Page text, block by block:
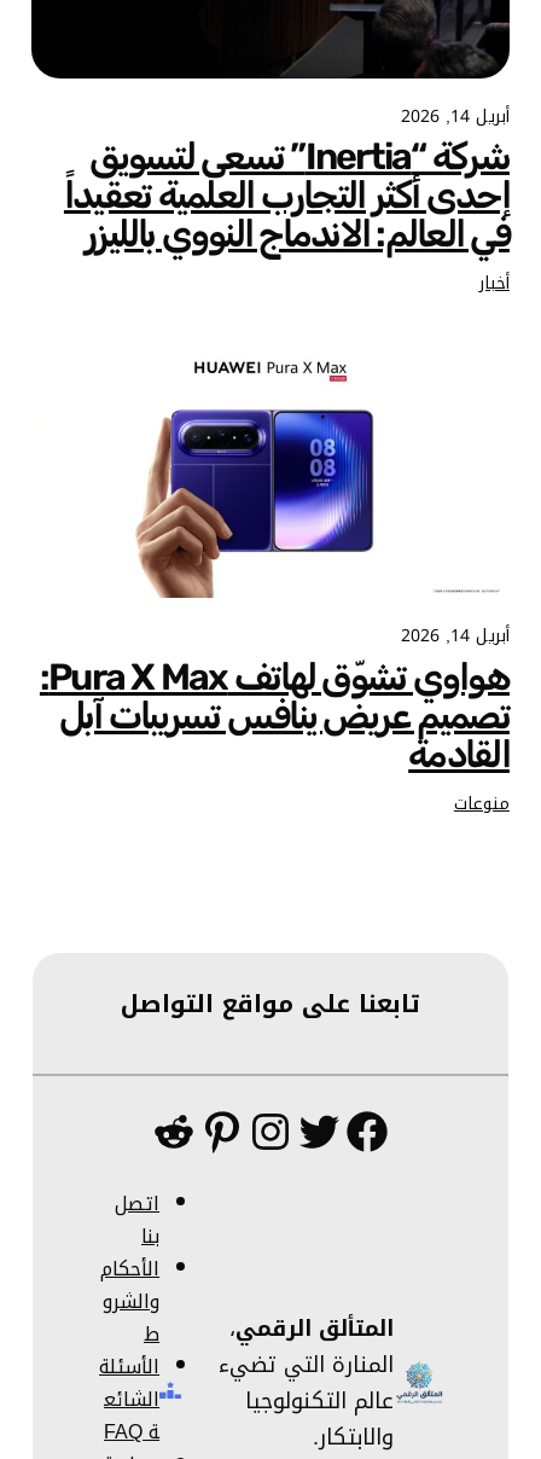
أبريل 14, 2026
شركة “Inertia” تسعى لتسويق
إحدى أكثر التجارب العلمية تعقيداً
في العالم: الاندماج النووي بالليزر
أخبار
أبريل 14, 2026
هواوي تشوّق لهاتف Pura X Max:
تصميم عريض ينافس تسريبات آبل
القادمة
منوعات
تابعنا على مواقع التواصل
فيسبوك
تويترإنستجرام
بينتريست
ريديت
المتألق الرقمي،
المنارة التي تضيء
عالم التكنولوجيا
والابتكار.
اتصل
بنا
الأحكام
والشرو
ط
الأسئلة
الشائع
ة FAQ